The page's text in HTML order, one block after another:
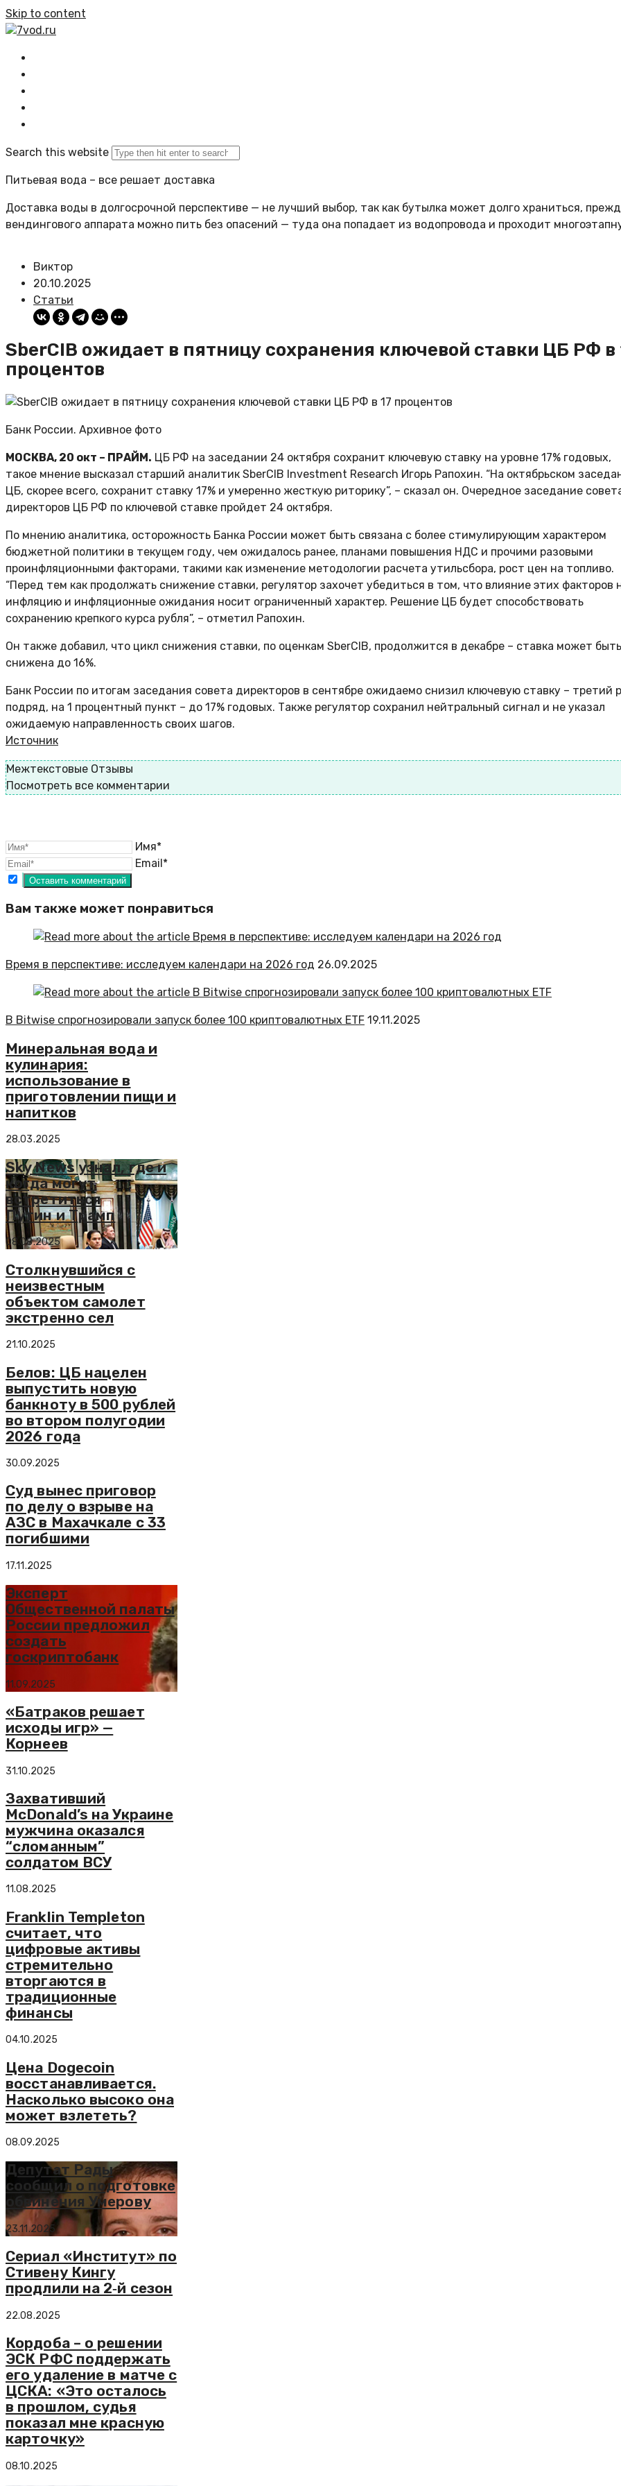
Skip to content
7vod.ru
Search this website
Питьевая вода – все решает доставка
Доставка воды в долгосрочной перспективе — не лучший выбор, так как бутылка может долго храниться,
вендингового аппарата можно пить без опасений — туда она попадает из водопровода и проходит
Виктор
20.10.2025
Статьи
SberCIB ожидает в пятницу сохранения ключевой ставки ЦБ РФ в
процентов
Банк России. Архивное фото
МОСКВА, 20 окт – ПРАЙМ. ЦБ РФ на заседании 24 октября сохранит ключевую ставку на уровне 17% годовых,
такое мнение высказал старший аналитик SberCIB Investment Research Игорь Рапохин. “На октябрьском
ЦБ, скорее всего, сохранит ставку 17% и умеренно жесткую риторику”, – сказал он. Очередное заседание
директоров ЦБ РФ по ключевой ставке пройдет 24 октября.
По мнению аналитика, осторожность Банка России может быть связана с более стимулирующим характером
бюджетной политики в текущем году, чем ожидалось ранее, планами повышения НДС и прочими разовыми
проинфляционными факторами, такими как изменение методологии расчета утильсбора, рост цен на топливо.
“Перед тем как продолжать снижение ставки, регулятор захочет убедиться в том, что влияние этих факторов
инфляцию и инфляционные ожидания носит ограниченный характер. Решение ЦБ будет способствовать
сохранению крепкого курса рубля”, – отметил Рапохин.
Он также добавил, что цикл снижения ставки, по оценкам SberCIB, продолжится в декабре – ставка может быть
снижена до 16%.
Банк России по итогам заседания совета директоров в сентябре ожидаемо снизил ключевую ставку – третий
подряд, на 1 процентный пункт – до 17% годовых. Также регулятор сохранил нейтральный сигнал и не указал
ожидаемую направленность своих шагов.
Источник
Межтекстовые Отзывы
Посмотреть все комментарии
Имя*
Email*
Вам также может понравиться
Время в перспективе: исследуем календари на 2026 год 26.09.2025
В Bitwise спрогнозировали запуск более 100 криптовалютных ETF 19.11.2025
Минеральная вода и
кулинария:
использование в
приготовлении пищи и
напитков
28.03.2025
Sky News узнал, где и
когда могут
встретиться
Путин и Трамп
08.08.2025
Столкнувшийся с
неизвестным
объектом самолет
экстренно сел
21.10.2025
Белов: ЦБ нацелен
выпустить новую
банкноту в 500 рублей
во втором полугодии
2026 года
30.09.2025
Суд вынес приговор
по делу о взрыве на
АЗС в Махачкале с 33
погибшими
17.11.2025
Эксперт
Общественной палаты
России предложил
создать
госкриптобанк
11.09.2025
«Батраков решает
исходы игр» —
Корнеев
31.10.2025
Захвативший
McDonald’s на Украине
мужчина оказался
“сломанным”
солдатом ВСУ
11.08.2025
Franklin Templeton
считает, что
цифровые активы
стремительно
вторгаются в
традиционные
финансы
04.10.2025
Цена Dogecoin
восстанавливается.
Насколько высоко она
может взлететь?
08.09.2025
Депутат Рады
сообщил о подготовке
обвинения Умерову
23.11.2025
Сериал «Институт» по
Стивену Кингу
продлили на 2‑й сезон
22.08.2025
Кордоба – о решении
ЭСК РФС поддержать
его удаление в матче с
ЦСКА: «Это осталось
в прошлом, судья
показал мне красную
карточку»
08.10.2025